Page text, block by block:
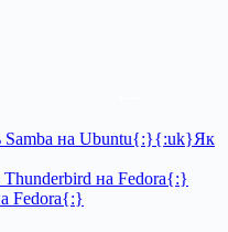
Samba на Ubuntu{:}{:uk}Як
на Fedora{:}
Fedora{:}